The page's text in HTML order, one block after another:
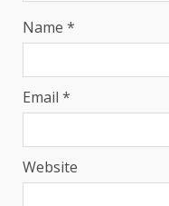
Name *
Email *
Website